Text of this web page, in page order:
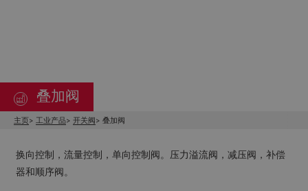
叠加阀
主页 工业产品 开关阀 叠加阀
换向控制，流量控制，单向控制阀。压力溢流阀，减压阀，补偿
器和顺序阀。